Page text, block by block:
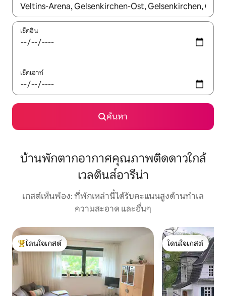
ใช้ลูกศรขึ้นลง หรือใช้การสัมผัสหรือปัด เพื่อสำรวจผลการค้นหา
เช็คอิน
เช็คเอาท์
ค้นหา
บ้านพักตากอากาศคุณภาพติดดาวใกล้
เวลตินส์อารีน่า
เกสต์เห็นพ้อง: ที่พักเหล่านี้ได้รับคะแนนสูงด้านทำเล
ความสะอาด และอื่นๆ
โดนใจเกสต์ที่สุด
โดนใจเกสต์
โดนใจเกสต์
โดนใจเกสต์